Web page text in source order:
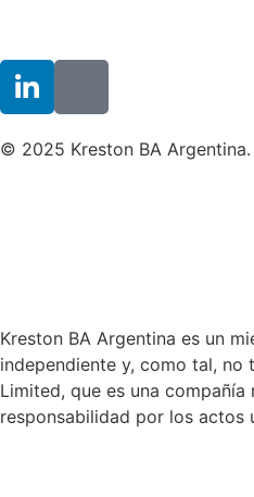
© 2025 Kreston BA
Kreston BA Argentina es un
independiente y, como tal, no
Limited, que es una
responsabilidad por los actos